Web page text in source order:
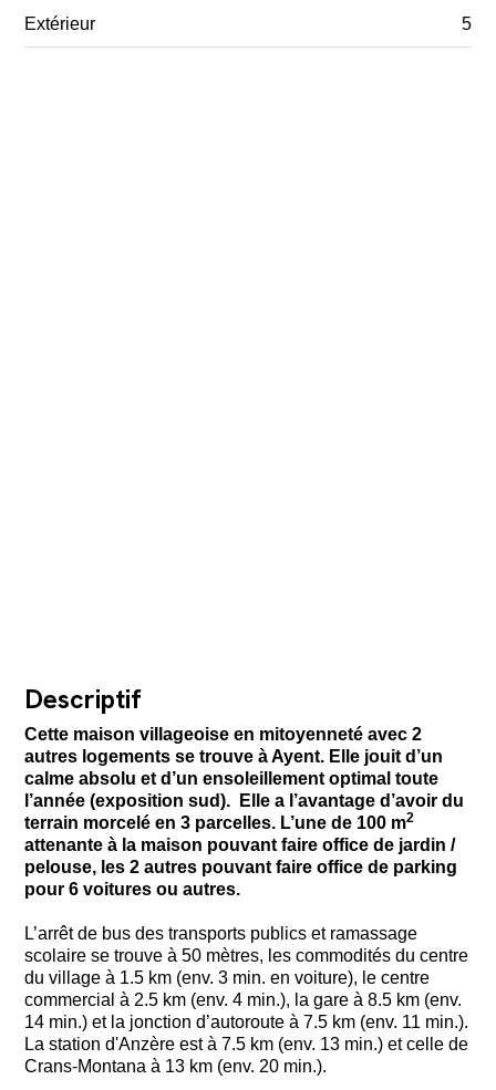
Extérieur 5
Descriptif
Cette maison villageoise en mitoyenneté avec 2
autres logements se trouve à Ayent. Elle jouit d’un
calme absolu et d’un ensoleillement optimal toute
l’année (exposition sud). Elle a l’avantage d’avoir du
terrain morcelé en 3 parcelles. L’une de 100 m2
attenante à la maison pouvant faire office de jardin /
pelouse, les 2 autres pouvant faire office de parking
pour 6 voitures ou autres.
L’arrêt de bus des transports publics et ramassage
scolaire se trouve à 50 mètres, les commodités du centre
du village à 1.5 km (env. 3 min. en voiture), le centre
commercial à 2.5 km (env. 4 min.), la gare à 8.5 km (env.
14 min.) et la jonction d’autoroute à 7.5 km (env. 11 min.).
La station d'Anzère est à 7.5 km (env. 13 min.) et celle de
Crans-Montana à 13 km (env. 20 min.).